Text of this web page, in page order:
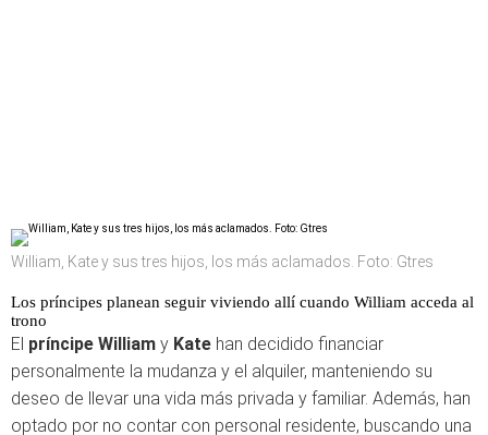
William, Kate y sus tres hijos, los más aclamados. Foto: Gtres
Los príncipes planean seguir viviendo allí cuando William acceda al
trono
El príncipe William y Kate han decidido financiar
personalmente la mudanza y el alquiler, manteniendo su
deseo de llevar una vida más privada y familiar. Además, han
optado por no contar con personal residente, buscando una